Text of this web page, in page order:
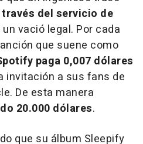
del servicio de
vació legal. Por cada
que suene como
paga 0,007 dólares
invitación a sus fans de
De esta manera
20.000 dólares.
que su álbum Sleepify